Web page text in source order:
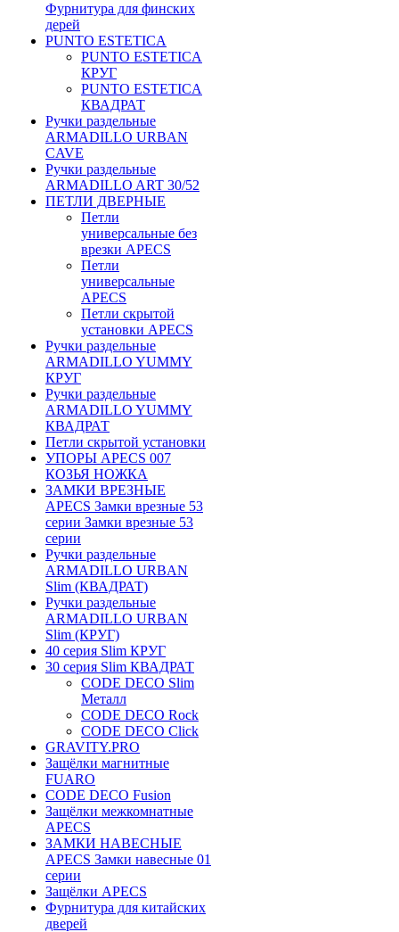
Фурнитура для финских
дерей
PUNTO ESTETICA
PUNTO ESTETICA
КРУГ
PUNTO ESTETICA
КВАДРАТ
Ручки раздельные
ARMADILLO URBAN
CAVE
Ручки раздельные
ARMADILLO ART 30/52
ПЕТЛИ ДВЕРНЫЕ
Петли
универсальные без
врезки APECS
Петли
универсальные
APECS
Петли скрытой
установки APECS
Ручки раздельные
ARMADILLO YUMMY
КРУГ
Ручки раздельные
ARMADILLO YUMMY
КВАДРАТ
Петли скрытой установки
УПОРЫ APECS 007
КОЗЬЯ НОЖКА
ЗАМКИ ВРЕЗНЫЕ
APECS Замки врезные 53
серии Замки врезные 53
серии
Ручки раздельные
ARMADILLO URBAN
Slim (КВАДРАТ)
Ручки раздельные
ARMADILLO URBAN
Slim (КРУГ)
40 серия Slim КРУГ
30 серия Slim КВАДРАТ
CODE DECO Slim
Металл
CODE DECO Rock
CODE DECO Click
GRAVITY.PRO
Защёлки магнитные
FUARO
CODE DECO Fusion
Защёлки межкомнатные
APECS
ЗАМКИ НАВЕСНЫЕ
APECS Замки навесные 01
серии
Защёлки APECS
Фурнитура для китайских
дверей